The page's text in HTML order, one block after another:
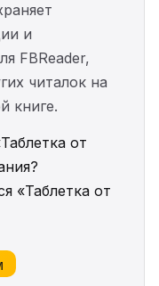
и
FBReader,
читалок на
книге.
от
«Таблетка от